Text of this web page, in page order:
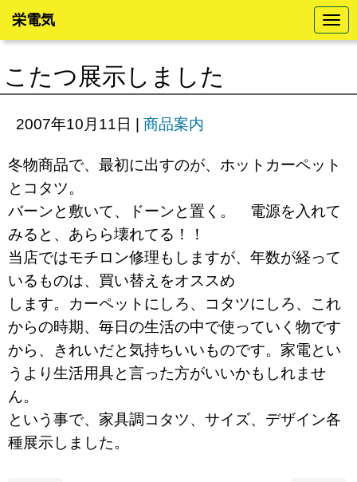
N
a
v
t
栄電気
こたつ展示しました
2007年10月11日 | 商品案内
冬物商品で、最初に出すのが、ホットカーペット
とコタツ。
バーンと敷いて、ドーンと置く。 電源を入れて
みると、あらら壊れてる！！
当店ではモチロン修理もしますが、年数が経って
いるものは、買い替えをオススめ
します。カーペットにしろ、コタツにしろ、これ
からの時期、毎日の生活の中で使っていく物です
から、きれいだと気持ちいいものです。家電とい
うより生活用具と言った方がいいかもしれませ
ん。
という事で、家具調コタツ、サイズ、デザイン各
種展示しました。